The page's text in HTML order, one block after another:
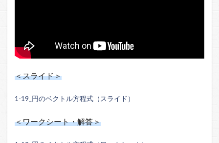
＜スライド＞
1-19_円のベクトル方程式（スライド）
＜ワークシート・解答＞